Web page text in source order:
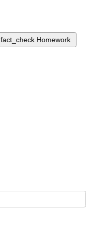
fact_check Homework